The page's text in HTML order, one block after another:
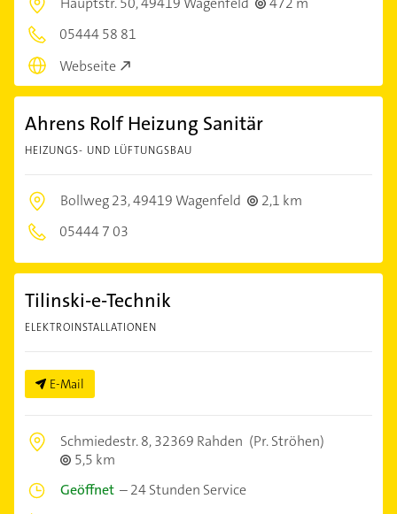
05444 58 81
Webseite
Ahrens Rolf Heizung Sanitär
HEIZUNGS- UND LÜFTUNGSBAU
Bollweg 23,49419 Wagenfeld
2,1 km
05444 7 03
Tilinski-e-Technik
ELEKTROINSTALLATIONEN
E-Mail
Schmiedestr. 8,32369 Rahden (Pr. Ströhen)
5,5 km
Geöffnet –24 Stunden Service